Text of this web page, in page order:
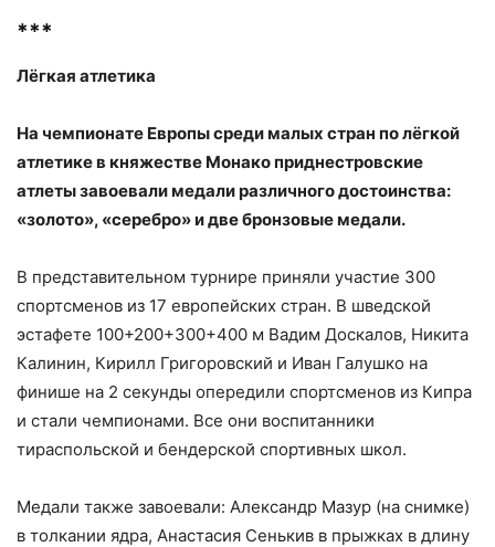
***
Лёгкая атлетика
На чемпионате Европы среди малых стран по лёгкой
атлетике в княжестве Монако приднестровские
атлеты завоевали медали различного достоинства:
«золото», «серебро» и две бронзовые медали.
В представительном турнире приняли участие 300
спортсменов из 17 европейских стран. В шведской
эстафете 100+200+300+400 м Вадим Доскалов, Никита
Калинин, Кирилл Григоровский и Иван Галушко на
финише на 2 секунды опередили спортсменов из Кипра
и стали чемпионами. Все они воспитанники
тираспольской и бендерской спортивных школ.
Медали также завоевали: Александр Мазур (на снимке)
в толкании ядра, Анастасия Сенькив в прыжках в длину